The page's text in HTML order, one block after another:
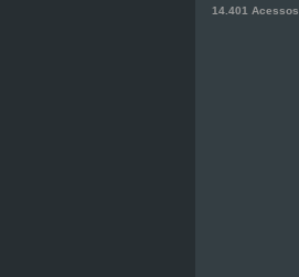
14.401 Acessos